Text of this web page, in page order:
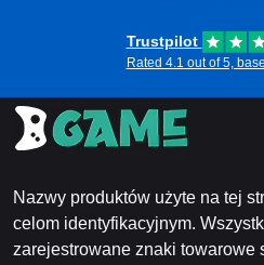
Trustpilot
Rated 4.1 out of 5,
Nazwy produktów użyte na tej
celom identyfikacyjnym.
zarejestrowane znaki towarowe